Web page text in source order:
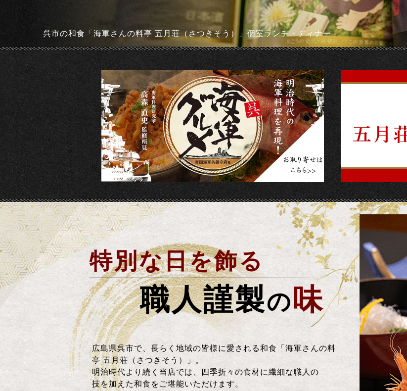
呉市の和食「海軍さんの料亭 五月荘（さつきそう）」個室ランチ・ディナー
特別な日を飾る
職人謹製の味
広島県呉市で、長らく地域の皆様に愛される和食「海軍さんの料
亭 五月荘（さつきそう）」。
明治時代より続く当店では、四季折々の食材に繊細な職人の
技を加えた和食をご堪能いただけます。